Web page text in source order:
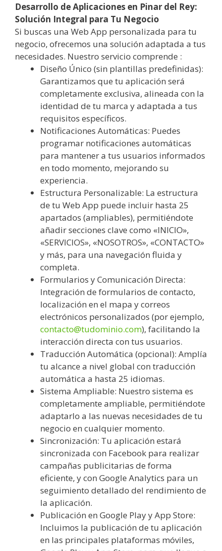
Desarrollo de Aplicaciones en Pinar del Rey:
Solución Integral para Tu Negocio
Si buscas una Web App personalizada para tu
negocio, ofrecemos una solución adaptada a tus
necesidades. Nuestro servicio comprende :
Diseño Único (sin plantillas predefinidas):
Garantizamos que tu aplicación será
completamente exclusiva, alineada con la
identidad de tu marca y adaptada a tus
requisitos específicos.
Notificaciones Automáticas: Puedes
programar notificaciones automáticas
para mantener a tus usuarios informados
en todo momento, mejorando su
experiencia.
Estructura Personalizable: La estructura
de tu Web App puede incluir hasta 25
apartados (ampliables), permitiéndote
añadir secciones clave como «INICIO»,
«SERVICIOS», «NOSOTROS», «CONTACTO»
y más, para una navegación fluida y
completa.
Formularios y Comunicación Directa:
Integración de formularios de contacto,
localización en el mapa y correos
electrónicos personalizados (por ejemplo,
contacto@tudominio.com), facilitando la
interacción directa con tus usuarios.
Traducción Automática (opcional): Amplía
tu alcance a nivel global con traducción
automática a hasta 25 idiomas.
Sistema Ampliable: Nuestro sistema es
completamente ampliable, permitiéndote
adaptarlo a las nuevas necesidades de tu
negocio en cualquier momento.
Sincronización: Tu aplicación estará
sincronizada con Facebook para realizar
campañas publicitarias de forma
eficiente, y con Google Analytics para un
seguimiento detallado del rendimiento de
la aplicación.
Publicación en Google Play y App Store:
Incluimos la publicación de tu aplicación
en las principales plataformas móviles,